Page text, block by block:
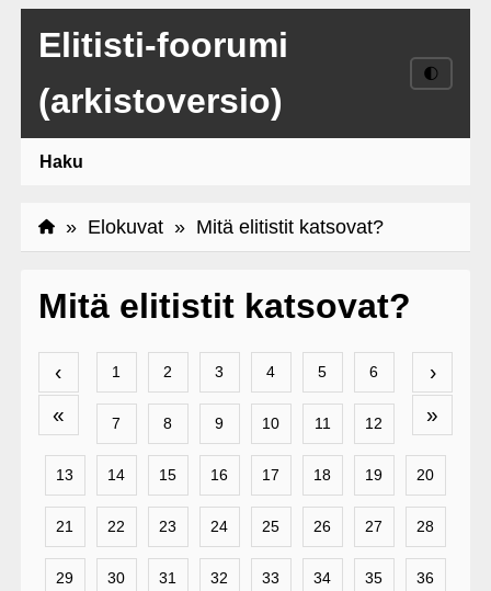
Elitisti-foorumi
(arkistoversio)
🌓
Haku
» Elokuvat» Mitä elitistit katsovat?
Mitä elitistit katsovat?
‹
«
›
»
1 2 3 4 5 6
7 8 9 10 11 12
13 14 15 16 17 18 19 20
21 22 23 24 25 26 27 28
29 30 31 32 33 34 35 36